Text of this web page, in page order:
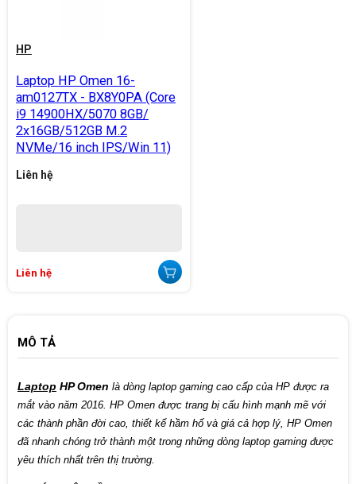
HP
Laptop HP Omen 16-
am0127TX - BX8Y0PA (Core
i9 14900HX/5070 8GB/
2x16GB/512GB M.2
NVMe/16 inch IPS/Win 11)
Liên hệ
Liên hệ
MÔ TẢ
Laptop HP Omen là dòng laptop gaming cao cấp của HP được ra
mắt vào năm 2016. HP Omen được trang bị cấu hình mạnh mẽ với
các thành phần đời cao, thiết kế hầm hố và giá cả hợp lý, HP Omen
đã nhanh chóng trở thành một trong những dòng laptop gaming được
yêu thích nhất trên thị trường.